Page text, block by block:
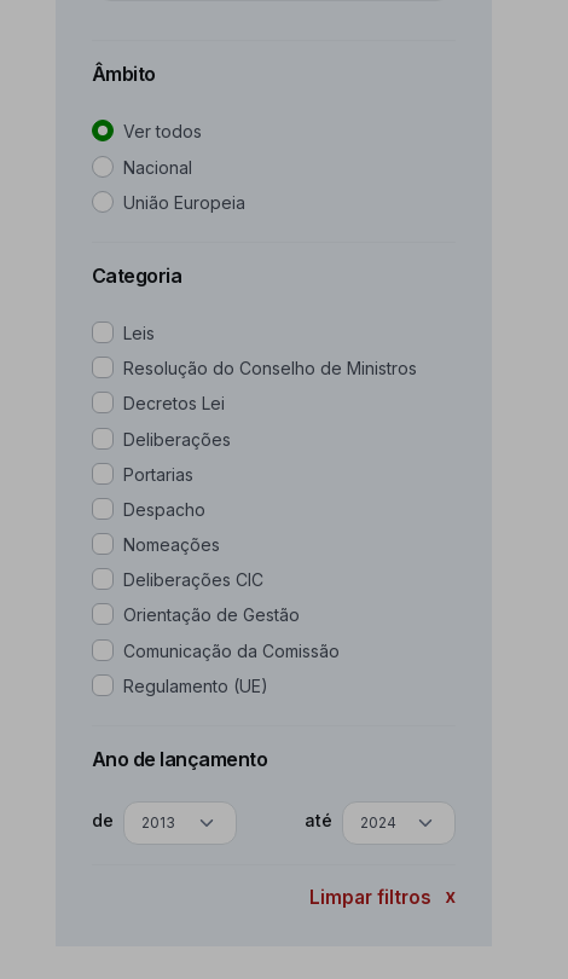
Âmbito
Ver todos
Nacional
União Europeia
Categoria
Leis
Resolução do Conselho de Ministros
Decretos Lei
Deliberações
Portarias
Despacho
Nomeações
Deliberações CIC
Orientação de Gestão
Comunicação da Comissão
Regulamento (UE)
Ano de lançamento
de até
Limpar filtros